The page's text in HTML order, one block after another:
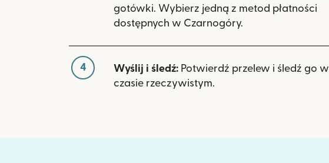
gotówki. Wybierz jedną z metod płatności
dostępnych w Czarnogóry.
4 Wyślij i śledź: Potwierdź przelew i śledź go w
czasie rzeczywistym.